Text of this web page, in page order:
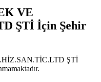
VE
ŞTİ İçin Şehir
ŞTİ